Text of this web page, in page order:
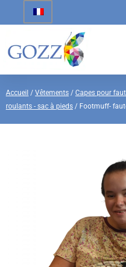
Accueil / Vêtements / Capes pour
roulants - sac à pieds / Footmuff-